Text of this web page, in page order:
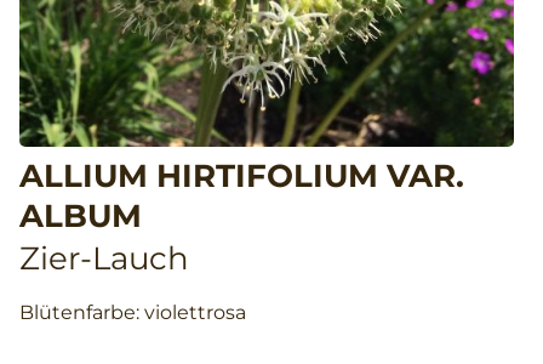
ALLIUM HIRTIFOLIUM VAR.
ALBUM
Zier-Lauch
Blütenfarbe: violettrosa